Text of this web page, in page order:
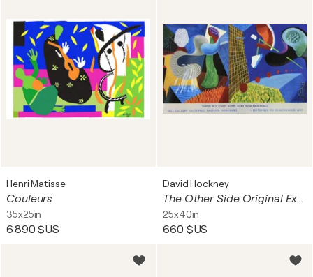
Henri Matisse
Couleurs
35x25in
6 890 $US
David Hockney
The Other Side Original Exhibition Poster
25x40in
660 $US